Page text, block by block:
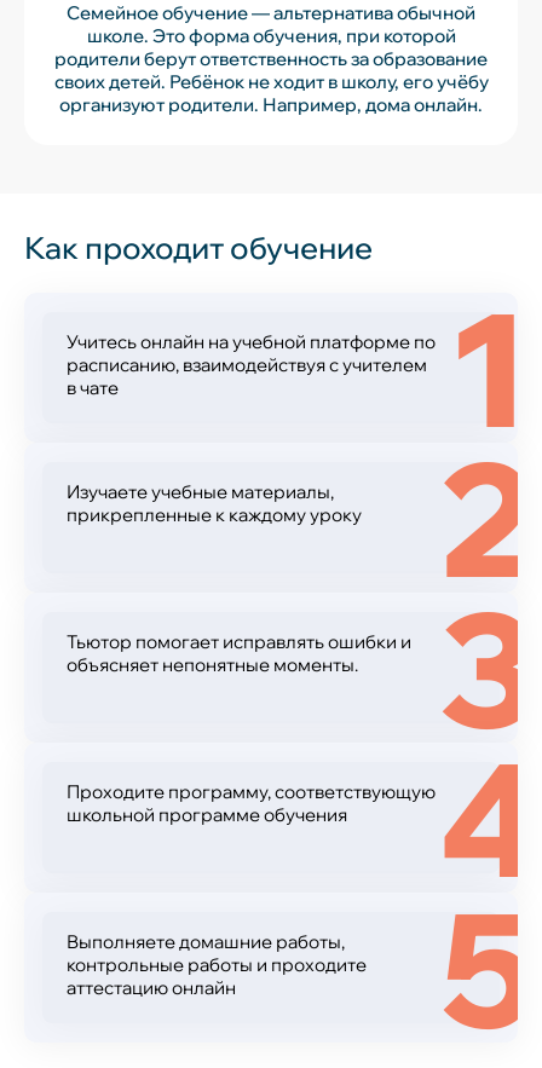
Семейное обучение — альтернатива обычной
школе. Это форма обучения, при которой
родители берут ответственность за образование
своих детей. Ребёнок не ходит в школу, его учёбу
организуют родители. Например, дома онлайн.
Как проходит обучение
Учитесь онлайн на учебной платформе по
расписанию, взаимодействуя с учителем
в чате
1
Изучаете учебные материалы,
прикрепленные к каждому уроку
2
Тьютор помогает исправлять ошибки и
объясняет непонятные моменты.
3
Проходите программу, соответствующую
школьной программе обучения
Выполняете домашние работы,
контрольные работы и проходите
аттестацию онлайн
5